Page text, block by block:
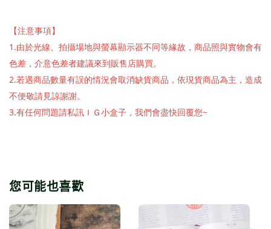
【注意事項】
1.由於光線、拍攝場地與螢幕顯示器不同等緣故，商品照與實物會有
色差，介意色差者建議來到販售店購買。
2.若遇商品數量有誤的情況會取消缺貨商品，依現貨商品為主，造成
不便敬請見諒謝謝。
3.有任何問題請私訊ＩＧ小盒子，我們會盡快回覆您~
您可能也喜歡